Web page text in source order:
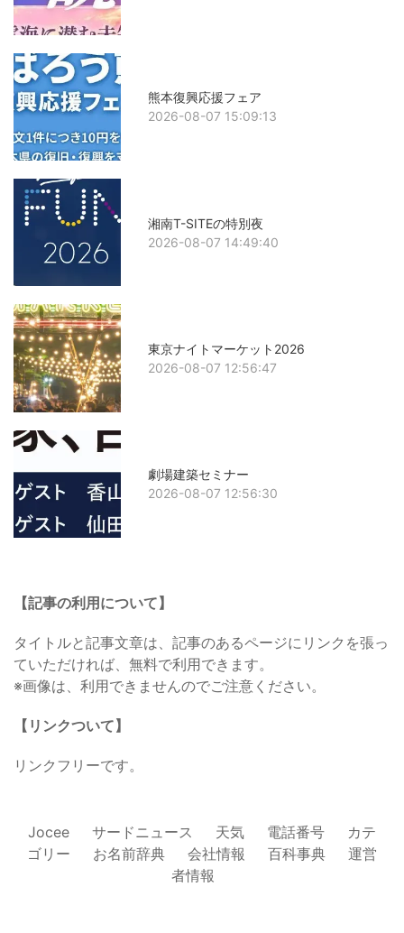
熊本復興応援フェア
2026-08-07 15:09:13
湘南T-SITEの特別夜
2026-08-07 14:49:40
東京ナイトマーケット2026
2026-08-07 12:56:47
劇場建築セミナー
2026-08-07 12:56:30
【記事の利用について】
タイトルと記事文章は、記事のあるページにリンクを張っ
ていただければ、無料で利用できます。
※画像は、利用できませんのでご注意ください。
【リンクついて】
リンクフリーです。
Jocee サードニュース 天気 電話番号
カテ
ゴリー
お名前辞典 会社情報 百科事典
運営
者情報